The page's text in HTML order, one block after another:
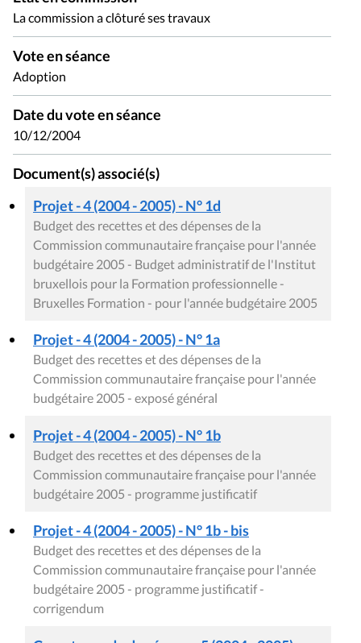
La commission a clôturé ses travaux
Vote en séance
Adoption
Date du vote en séance
10/12/2004
Document(s) associé(s)
Projet - 4 (2004 - 2005) - N° 1d
Budget des recettes et des dépenses de la
Commission communautaire française pour l'année
budgétaire 2005 - Budget administratif de l'Institut
bruxellois pour la Formation professionnelle -
Bruxelles Formation - pour l'année budgétaire 2005
Projet - 4 (2004 - 2005) - N° 1a
Budget des recettes et des dépenses de la
Commission communautaire française pour l'année
budgétaire 2005 - exposé général
Projet - 4 (2004 - 2005) - N° 1b
Budget des recettes et des dépenses de la
Commission communautaire française pour l'année
budgétaire 2005 - programme justificatif
Projet - 4 (2004 - 2005) - N° 1b - bis
Budget des recettes et des dépenses de la
Commission communautaire française pour l'année
budgétaire 2005 - programme justificatif -
corrigendum